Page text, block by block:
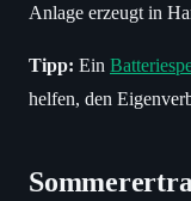
Anlage erzeugt in
Tipp: Ein
helfen, den